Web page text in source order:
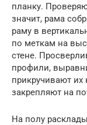
планку.
значит, рама
раму в
по меткам на
стене.
профили,
прикручивают
закрепляют на
На полу